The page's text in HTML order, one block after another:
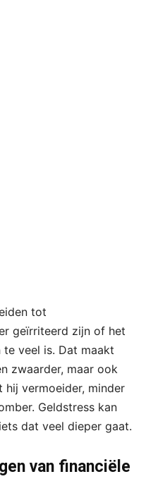
tot
geïrriteerd zijn of het
veel is. Dat maakt
zwaarder, maar ook
hij vermoeider, minder
Geldstress kan
dat veel dieper gaat.
van financiële